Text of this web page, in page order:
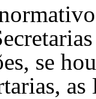
se